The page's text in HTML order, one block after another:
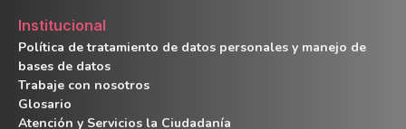
Institucional
Política de tratamiento de datos personales y manejo de
bases de datos
Trabaje con nosotros
Glosario
Atención y Servicios la Ciudadanía